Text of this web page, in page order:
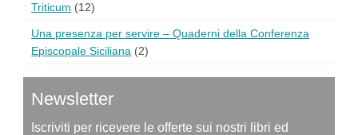
Triticum (12)
Una presenza per servire – Quaderni della Conferenza
Episcopale Siciliana (2)
Newsletter
Iscriviti per ricevere le offerte sui nostri libri ed